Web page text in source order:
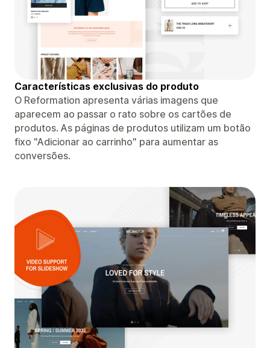
Características exclusivas do produto
O Reformation apresenta várias imagens que
aparecem ao passar o rato sobre os cartões de
produtos. As páginas de produtos utilizam um botão
fixo "Adicionar ao carrinho" para aumentar as
conversões.